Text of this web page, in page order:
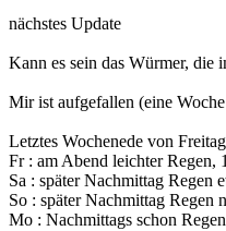
nächstes Update
Kann es sein das Würmer, die
Mir ist aufgefallen (eine
Letztes Wochenede von
Fr : am Abend leichter Regen,
Sa : später Nachmittag Regen
So : später Nachmittag Regen
Mo : Nachmittags schon